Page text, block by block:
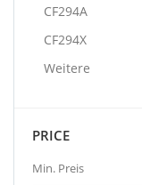
CF294A
CF294X
Weitere
PRICE
Min. Preis